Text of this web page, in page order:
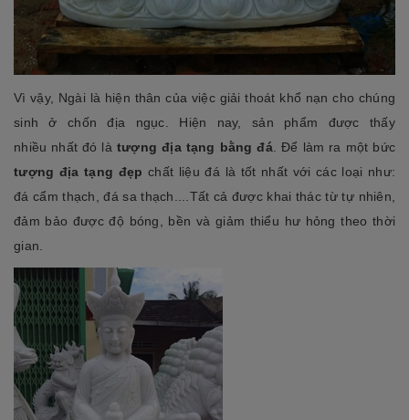
Vì vậy, Ngài là hiện thân của việc giải thoát khổ nạn cho chúng
sinh ở chốn địa ngục. Hiện nay, sản phẩm được thấy
nhiều nhất đó là tượng địa tạng bằng đá . Để làm ra một bức
tượng địa tạng đẹp chất liệu đá là tốt nhất với các loại như:
đá cẩm thạch, đá sa thạch....Tất cả được khai thác từ tự nhiên,
đảm bảo được độ bóng, bền và giảm thiểu hư hỏng theo thời
gian.